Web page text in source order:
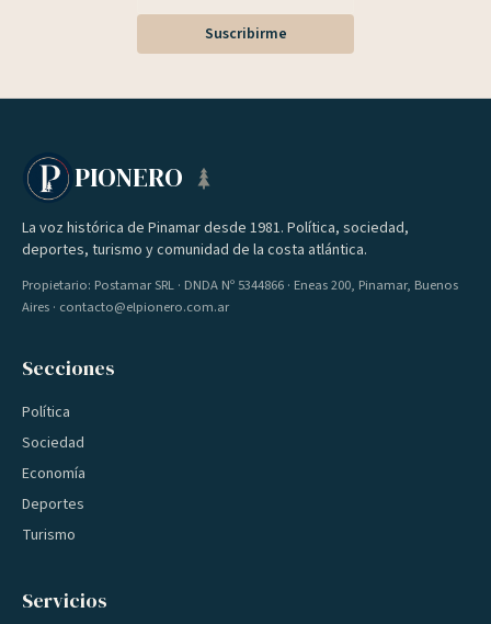
Suscribirme
PIONERO
La voz histórica de Pinamar desde 1981. Política, sociedad,
deportes, turismo y comunidad de la costa atlántica.
Propietario: Postamar SRL · DNDA Nº 5344866 · Eneas 200, Pinamar, Buenos
Aires · contacto@elpionero.com.ar
Secciones
Política
Sociedad
Economía
Deportes
Turismo
Servicios